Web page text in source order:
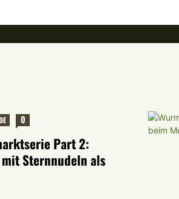
0
Part 2:
Sternnudeln als